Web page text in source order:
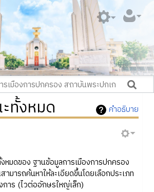
คำอธิบาย
ทั้งหมด
มดของ ฐานข้อมูลการเมืองการปกครอง
มารถค้นหาให้ละเอียดขึ้นโดยเลือกประเภท
าร (ไวต่ออักษรใหญ่เล็ก)